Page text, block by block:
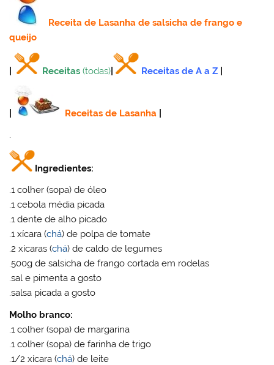
Receitade Lasanha de salsicha de frango e
queijo
Receitas (todas) Receitas de A a Z
Receitas de Lasanha
.
Ingredientes:
.1 colher (sopa) de óleo
.1 cebola média picada
.1 dente de alho picado
.1 xícara (chá) de polpa de tomate
.2 xícaras (chá) de caldo de legumes
.500g de salsicha de frango cortada em rodelas
.sal e pimenta a gosto
.salsa picada a gosto
Molho branco:
.1 colher (sopa) de margarina
.1 colher (sopa) de farinha de trigo
.1/2 xícara (chá) de leite